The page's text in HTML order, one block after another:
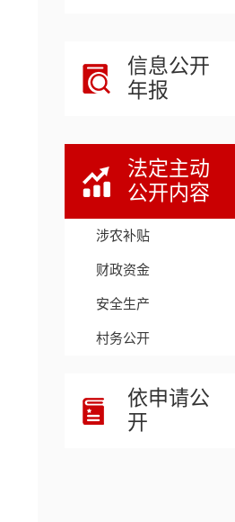
信息公开
年报
法定主动
公开内容
涉农补贴
财政资金
安全生产
村务公开
依申请公
开